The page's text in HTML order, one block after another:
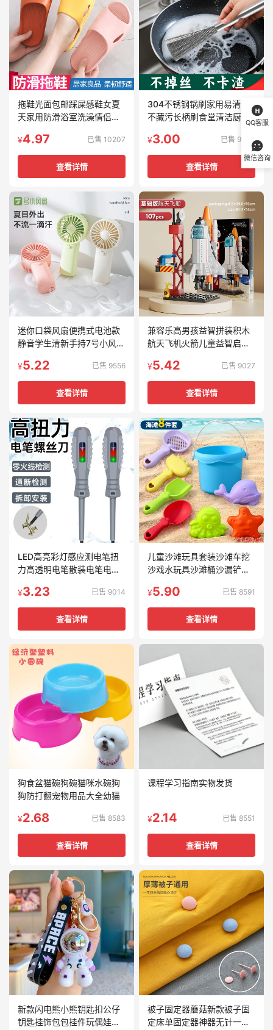
拖鞋光面包邮踩屎感鞋女夏
天家用防滑浴室洗澡情侣厚
¥4.97 已售 10207
查看详情
304不锈钢锅刷家用易清洗
不藏污长柄刷食堂清洁厨具
¥3.00 已售 9600
查看详情
迷你口袋风扇便携式电池款
静音学生清新手持7号小风扇
¥5.22 已售 9556
查看详情
兼容乐高男孩益智拼装积木
航天飞机火箭儿童益智启蒙
¥5.42 已售 9027
查看详情
LED高亮彩灯感应测电笔扭
力高透明电笔散装电笔电工
¥3.23 已售 9014
查看详情
儿童沙滩玩具套装沙滩车挖
沙戏水玩具沙滩桶沙漏铲子
¥5.90 已售 8591
查看详情
狗食盆猫碗狗碗猫咪水碗狗
狗防打翻宠物用品大全幼猫
¥2.68 已售 8583
查看详情
课程学习指南实物发货
¥2.14 已售 8551
查看详情
新款闪电熊小熊钥匙扣公仔
钥匙挂饰包包挂件玩偶娃娃
被子固定器蘑菇新款被子固
定床单固定器神器无针一键
QQ客服
微信咨询